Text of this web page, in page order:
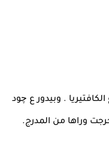
. وبيدور ع چود
وراها من المدرج.